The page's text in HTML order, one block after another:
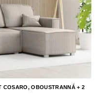
COSARO, OBOUSTRANNÁ + 2